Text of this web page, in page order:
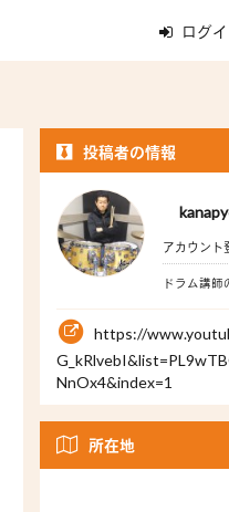
ログ
投稿者の情報
アカウント
ドラム講師
https://
NnOx4&index=1
所在地